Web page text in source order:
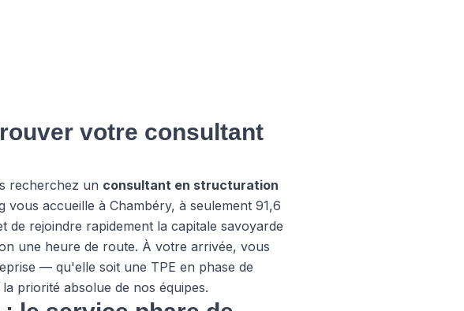
votre consultant
recherchez un consultant en structuration
accueille à Chambéry, à seulement 91,6
de rejoindre rapidement la capitale savoyarde
une heure de route. À votre arrivée, vous
— qu'elle soit une TPE en phase de
priorité absolue de nos équipes.